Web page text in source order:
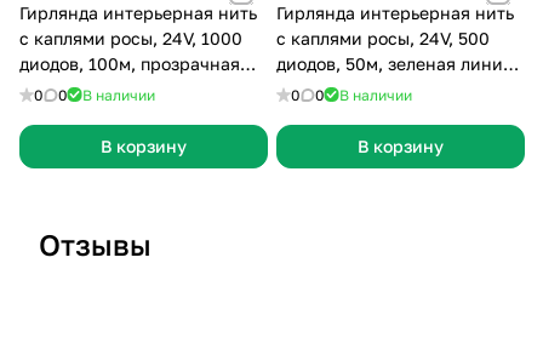
Гирлянда интерьерная нить
с каплями росы, 24V, 1000
диодов, 100м, прозрачная
линия, мульти, 8 режимов
0 0 В наличии
В корзину
Гирлянда интерьерная нить
с каплями росы, 24V, 500
диодов, 50м, зеленая линия,
тепло-белая с мерцанием
0 0 В наличии
В корзину
Отзывы